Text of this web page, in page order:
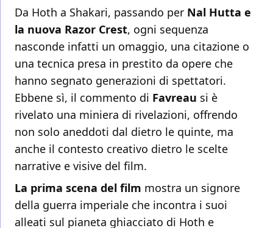
Da Hoth a Shakari, passando per Nal Hutta e
la nuova Razor Crest, ogni sequenza
nasconde infatti un omaggio, una citazione o
una tecnica presa in prestito da opere che
hanno segnato generazioni di spettatori.
Ebbene sì, il commento di Favreau si è
rivelato una miniera di rivelazioni, offrendo
non solo aneddoti dal dietro le quinte, ma
anche il contesto creativo dietro le scelte
narrative e visive del film.
La prima scena del film mostra un signore
della guerra imperiale che incontra i suoi
alleati sul pianeta ghiacciato di Hoth e